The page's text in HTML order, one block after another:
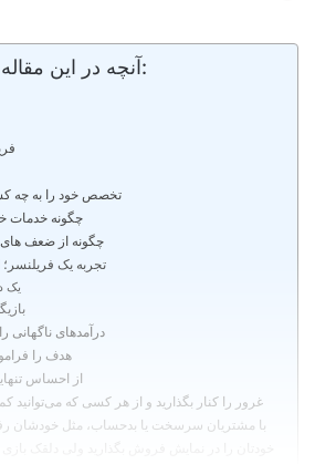
آنچه در این مقاله خواهید یافت:
تخصص خود را به چه
چگونه خدمات
چگونه از ضعف
تجربه یک فریلنسر؛
یک
۱)
۲) درآمدهای ناگهانی
۳) هدف را
۴) از احساس
۵) غرور را کنار بگذارید و از هر کسی که می‌توانید
۶) با مشتریان سرسخت یا بدحساب، مثل خودشان